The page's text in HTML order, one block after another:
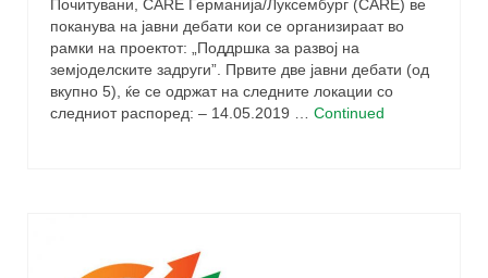
Почитувани, CARE Германија/Луксембург (CARE) ве
поканува на јавни дебати кои се организираат во
рамки на проектот: „Поддршка за развој на
земјоделските задруги”. Првите две јавни дебати (од
вкупно 5), ќе се одржат на следните локации со
следниот распоред: – 14.05.2019 … Continued